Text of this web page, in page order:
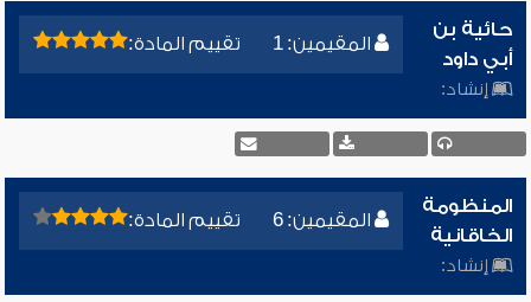
المقيمين: 1 تقييم المادة:
حائية بن
أبي داود
إنشاد:
المقيمين: 6 تقييم المادة:
المنظومة
الخاقانية
إنشاد: